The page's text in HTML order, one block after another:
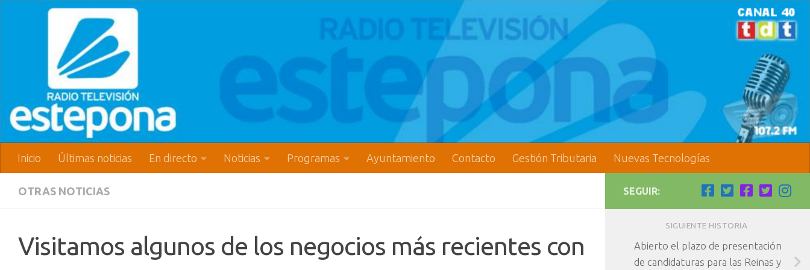
Inicio Últimas noticias En directo Noticias Programas Ayuntamiento Contacto Gestión Tributaria Nuevas Tecnologías
OTRAS NOTICIAS
Visitamos algunos de los negocios más recientes con
SEGUIR:
SIGUIENTE HISTORIA
Abierto el plazo de presentación
de candidaturas para las Reinas y